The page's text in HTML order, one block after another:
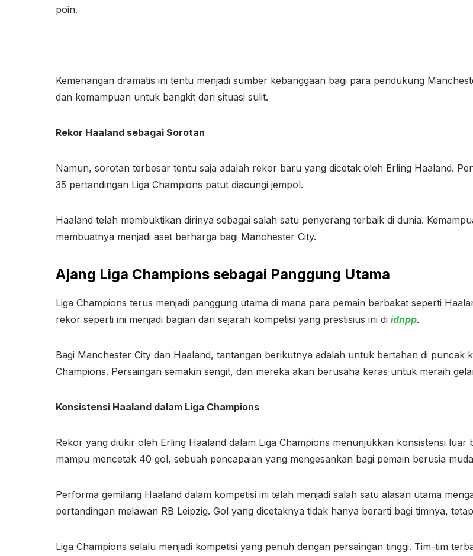
poin.
Kemenangan dramatis ini tentu menjadi sumber kebanggaan bagi para pendukung
dan kemampuan untuk bangkit dari situasi sulit.
Rekor Haaland sebagai Sorotan
Namun, sorotan terbesar tentu saja adalah rekor baru yang dicetak oleh Erling Haaland.
35 pertandingan Liga Champions patut diacungi jempol.
Haaland telah membuktikan dirinya sebagai salah satu penyerang terbaik di dunia.
membuatnya menjadi aset berharga bagi Manchester City.
Ajang Liga Champions sebagai Panggung Utama
Liga Champions terus menjadi panggung utama di mana para pemain berbakat seperti
rekor seperti ini menjadi bagian dari sejarah kompetisi yang prestisius ini di idnpp.
Bagi Manchester City dan Haaland, tantangan berikutnya adalah untuk bertahan di puncak
Champions. Persaingan semakin sengit, dan mereka akan berusaha keras untuk meraih
Konsistensi Haaland dalam Liga Champions
Rekor yang diukir oleh Erling Haaland dalam Liga Champions menunjukkan konsistensi luar
mampu mencetak 40 gol, sebuah pencapaian yang mengesankan bagi pemain berusia
Performa gemilang Haaland dalam kompetisi ini telah menjadi salah satu alasan utama
pertandingan melawan RB Leipzig. Gol yang dicetaknya tidak hanya berarti bagi timnya,
Liga Champions selalu menjadi kompetisi yang penuh dengan persaingan tinggi. Tim-tim